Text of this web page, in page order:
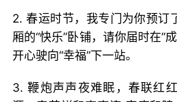
2. 春运时节，我专门为你预订
厢的“快乐”卧铺，请你届时在“
开心驶向“幸福”下一站。
3. 鞭炮声声夜难眠，春联红